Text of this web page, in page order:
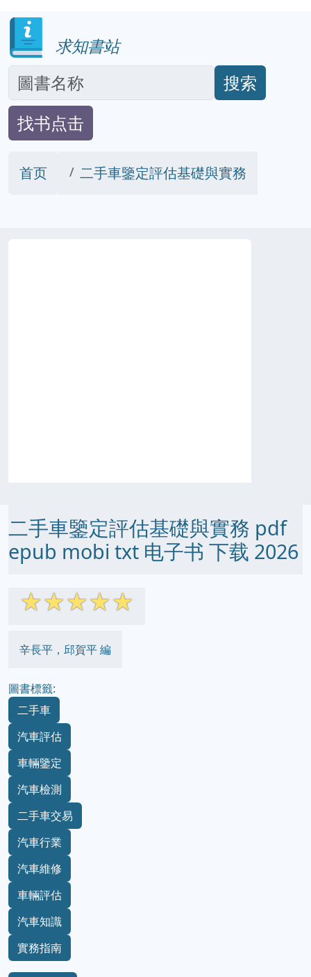
求知書站
搜索
找书点击
首页 二手車鑒定評估基礎與實務
二手車鑒定評估基礎與實務 pdf
epub mobi txt 电子书 下载 2026
☆☆☆☆☆
辛長平，邱賀平 編
圖書標籤:
二手車
汽車評估
車輛鑒定
汽車檢測
二手車交易
汽車行業
汽車維修
車輛評估
汽車知識
實務指南